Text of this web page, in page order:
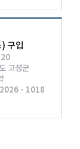
구입
고성군
2026 - 1018